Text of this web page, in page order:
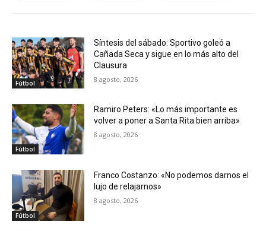
Fútbol
Síntesis del sábado: Sportivo goleó a
Cañada Seca y sigue en lo más alto del
Clausura
8 agosto, 2026
Fútbol
Ramiro Peters: «Lo más importante es
volver a poner a Santa Rita bien arriba»
8 agosto, 2026
Fútbol
Franco Costanzo: «No podemos darnos el
lujo de relajarnos»
8 agosto, 2026